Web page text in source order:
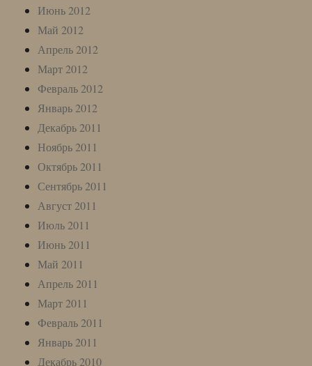
Июнь 2012
Май 2012
Апрель 2012
Март 2012
Февраль 2012
Январь 2012
Декабрь 2011
Ноябрь 2011
Октябрь 2011
Сентябрь 2011
Август 2011
Июль 2011
Июнь 2011
Май 2011
Апрель 2011
Март 2011
Февраль 2011
Январь 2011
Декабрь 2010